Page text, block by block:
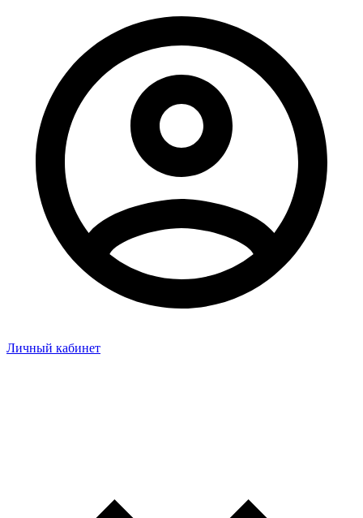
Личный кабинет